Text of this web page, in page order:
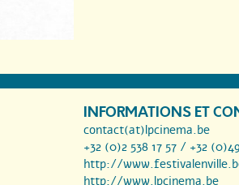
INFORMATIONS ET
contact(at)lpcinema.be
+32 (0)2 538 17 57 / +32
http://
http://www.lpcinema.be